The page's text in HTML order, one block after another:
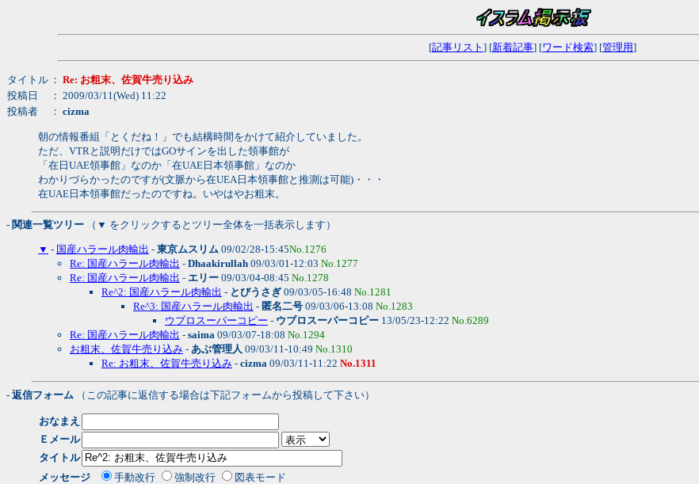
[記事リスト ] [新着記事] [ワード検索] [管理用]
タイトル ： Re: お粗末、佐賀牛売り込み
投稿日
： 2009/03/11(Wed) 11:22
投稿者
： cizma
朝の情報番組「とくだね！」でも結構時間をかけて紹介していました。
ただ、VTRと説明だけではGOサインを出した領事館が
「在日UAE領事館」なのか「在UAE日本領事館」なのか
わかりづらかったのですが(文脈から在UEA日本領事館と推測は可能)・・・
在UAE日本領事館だったのですね。いやはやお粗末。
- 関連一覧ツリー （▼ をクリックするとツリー全体を一括表示します）
▼ - 国産ハラール肉輸出 - 東京ムスリム 09/02/28-15:45No.1276
Re: 国産ハラール肉輸出 - Dhaakirullah 09/03/01-12:03 No.1277
Re: 国産ハラール肉輸出 - エリー 09/03/04-08:45 No.1278
Re^2: 国産ハラール肉輸出 - とびうさぎ 09/03/05-16:48 No.1281
Re^3: 国産ハラール肉輸出 - 匿名二号 09/03/06-13:08 No.1283
ウブロスーパーコピー - ウブロスーパーコピー 13/05/23-12:22 No.6289
Re: 国産ハラール肉輸出 - saima 09/03/07-18:08 No.1294
お粗末、佐賀牛売り込み - あぶ管理人 09/03/11-10:49 No.1310
Re: お粗末、佐賀牛売り込み - cizma 09/03/11-11:22 No.1311
- 返信フォーム （この記事に返信する場合は下記フォームから投稿して下さい）
おなまえ
Ｅメール
タイトル
メッセージ
手動改行 強制改行 図表モード